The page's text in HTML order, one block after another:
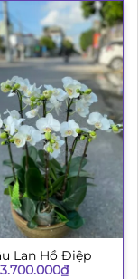
Lan Hồ Điệp
3.700.000₫